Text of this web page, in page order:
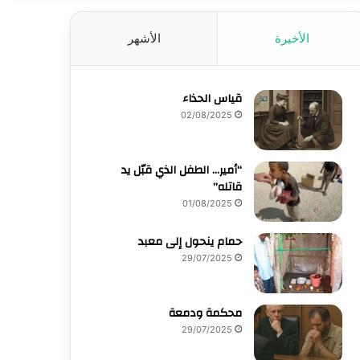
الأخيرة الأشهر
قياس الحذاء
02/08/2025
“أمير… الطفل الذي قبّل يد
قاتله”
01/08/2025
حمام ينحول إلى معبد
29/07/2025
محكمة ودمعة
29/07/2025